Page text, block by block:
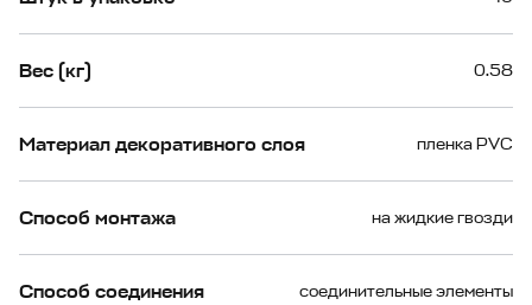
Вес (кг) 0.58
Материал декоративного слоя пленка PVC
Способ монтажа на жидкие гвозди
Способ соединения соединительные элементы